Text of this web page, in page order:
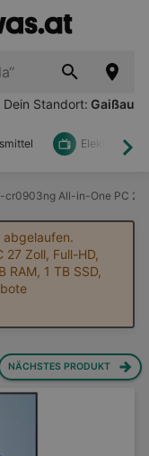
Dein Standort: Gaißau
Elektronik
cr0903ng All-in-One PC 27
27 Zoll, Full-HD,
RAM, 1 TB SSD,
NÄCHSTES PRODUKT